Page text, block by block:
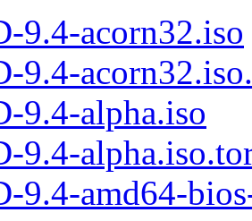
9.4-acorn32.iso
9.4-
9.4-alpha.iso
9.4-
9.4-amd64-